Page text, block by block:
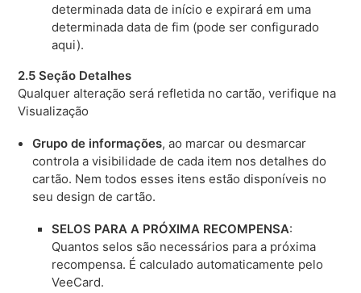
determinada data de início e expirará em uma
determinada data de fim (pode ser configurado
aqui).
2.5 Seção Detalhes
Qualquer alteração será refletida no cartão, verifique na
Visualização
Grupo de informações, ao marcar ou desmarcar
controla a visibilidade de cada item nos detalhes do
cartão. Nem todos esses itens estão disponíveis no
seu design de cartão.
SELOS PARA A PRÓXIMA RECOMPENSA:
Quantos selos são necessários para a próxima
recompensa. É calculado automaticamente pelo
VeeCard.